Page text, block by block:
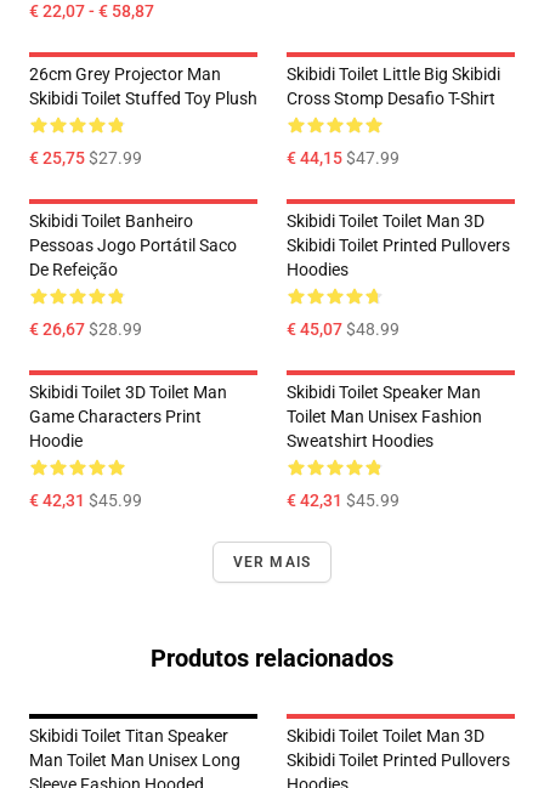
€ 22,07 - € 58,87
26cm Grey Projector Man
Skibidi Toilet Stuffed Toy Plush
€ 25,75$27.99
Skibidi Toilet Little Big Skibidi
Cross Stomp Desafio T-Shirt
€ 44,15$47.99
Skibidi Toilet Banheiro
Pessoas Jogo Portátil Saco
De Refeição
€ 26,67$28.99
Skibidi Toilet Toilet Man 3D
Skibidi Toilet Printed Pullovers
Hoodies
€ 45,07$48.99
Skibidi Toilet 3D Toilet Man
Game Characters Print
Hoodie
€ 42,31 $45.99
Skibidi Toilet Speaker Man
Toilet Man Unisex Fashion
Sweatshirt Hoodies
€ 42,31 $45.99
VER MAIS
Produtos relacionados
Skibidi Toilet Titan Speaker
Man Toilet Man Unisex Long
Skibidi Toilet Toilet Man 3D
Skibidi Toilet Printed Pullovers